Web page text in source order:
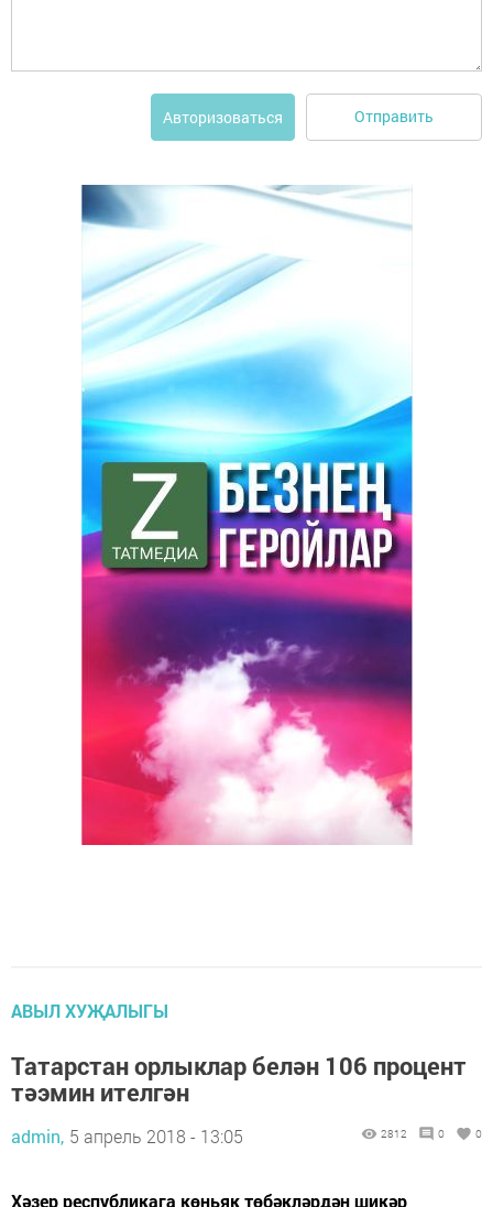
Авторизоваться Отправить
АВЫЛ ХУҖАЛЫГЫ
Татарстан орлыклар белән 106 процент
тәэмин ителгән
admin, 5 апрель 2018 - 13:05 2812 0 0
Хәзер республикага көньяк төбәкләрдән шикәр